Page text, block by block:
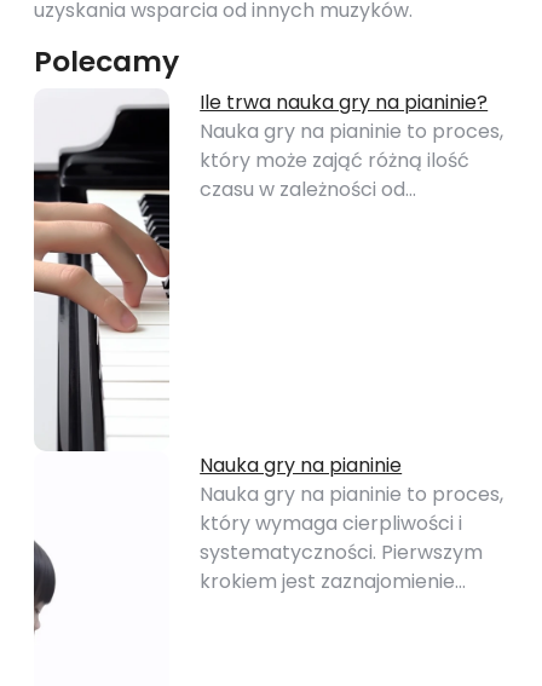
uzyskania wsparcia od innych muzyków.
Polecamy
Ile trwa nauka gry na pianinie?
Nauka gry na pianinie to proces,
który może zająć różną ilość
czasu w zależności od…
Nauka gry na pianinie
Nauka gry na pianinie to proces,
który wymaga cierpliwości i
systematyczności. Pierwszym
krokiem jest zaznajomienie…